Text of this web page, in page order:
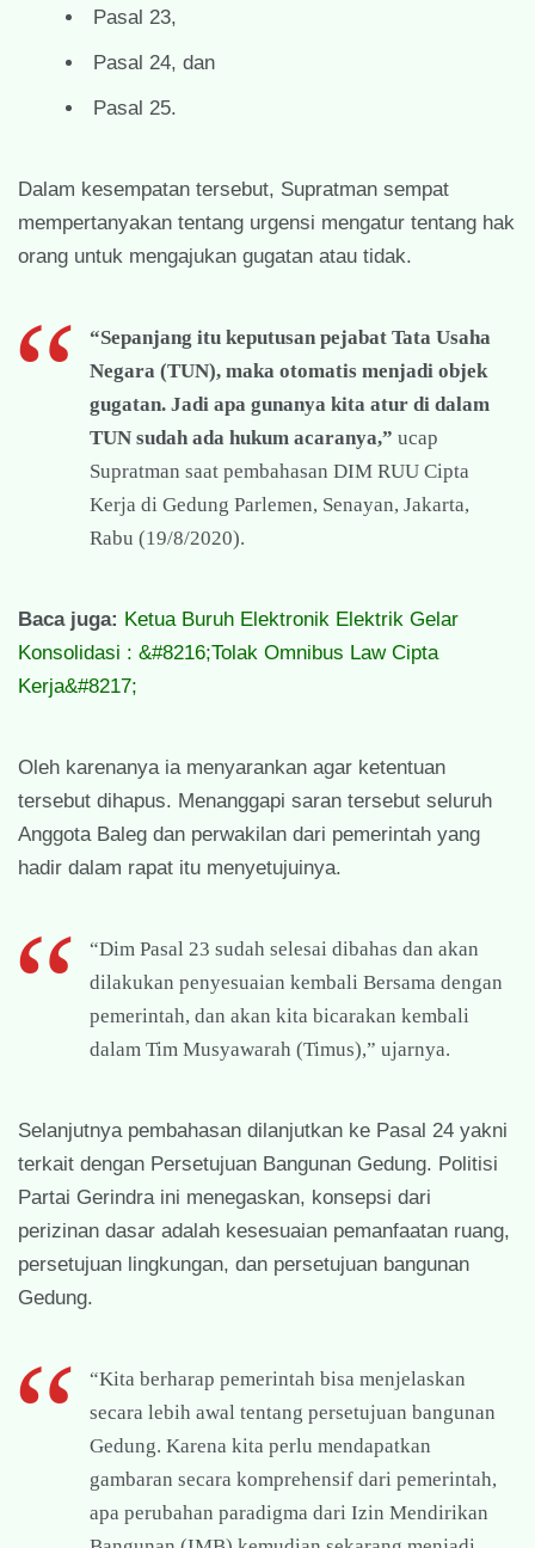
Pasal 23,
Pasal 24, dan
Pasal 25.
Dalam kesempatan tersebut, Supratman sempat
mempertanyakan tentang urgensi mengatur tentang hak
orang untuk mengajukan gugatan atau tidak.
“Sepanjang itu keputusan pejabat Tata Usaha
Negara (TUN), maka otomatis menjadi objek
gugatan. Jadi apa gunanya kita atur di dalam
TUN sudah ada hukum acaranya,” ucap
Supratman saat pembahasan DIM RUU Cipta
Kerja di Gedung Parlemen, Senayan, Jakarta,
Rabu (19/8/2020).
Baca juga: Ketua Buruh Elektronik Elektrik Gelar
Konsolidasi : &#8216;Tolak Omnibus Law Cipta
Kerja&#8217;
Oleh karenanya ia menyarankan agar ketentuan
tersebut dihapus. Menanggapi saran tersebut seluruh
Anggota Baleg dan perwakilan dari pemerintah yang
hadir dalam rapat itu menyetujuinya.
“Dim Pasal 23 sudah selesai dibahas dan akan
dilakukan penyesuaian kembali Bersama dengan
pemerintah, dan akan kita bicarakan kembali
dalam Tim Musyawarah (Timus),” ujarnya.
Selanjutnya pembahasan dilanjutkan ke Pasal 24 yakni
terkait dengan Persetujuan Bangunan Gedung. Politisi
Partai Gerindra ini menegaskan, konsepsi dari
perizinan dasar adalah kesesuaian pemanfaatan ruang,
persetujuan lingkungan, dan persetujuan bangunan
Gedung.
“Kita berharap pemerintah bisa menjelaskan
secara lebih awal tentang persetujuan bangunan
Gedung. Karena kita perlu mendapatkan
gambaran secara komprehensif dari pemerintah,
apa perubahan paradigma dari Izin Mendirikan